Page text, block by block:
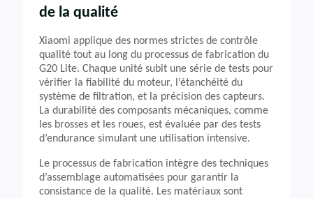
de la qualité
Xiaomi applique des normes strictes de contrôle
qualité tout au long du processus de fabrication du
G20 Lite. Chaque unité subit une série de tests pour
vérifier la fiabilité du moteur, l’étanchéité du
système de filtration, et la précision des capteurs.
La durabilité des composants mécaniques, comme
les brosses et les roues, est évaluée par des tests
d’endurance simulant une utilisation intensive.
Le processus de fabrication intègre des techniques
d’assemblage automatisées pour garantir la
consistance de la qualité. Les matériaux sont